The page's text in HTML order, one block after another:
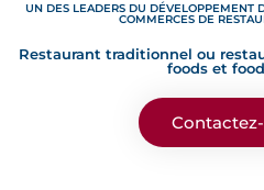
UN DES LEADERS DU DÉVELOPPEMENT
COMMERCES DE
Restaurant traditionnel ou
foods et